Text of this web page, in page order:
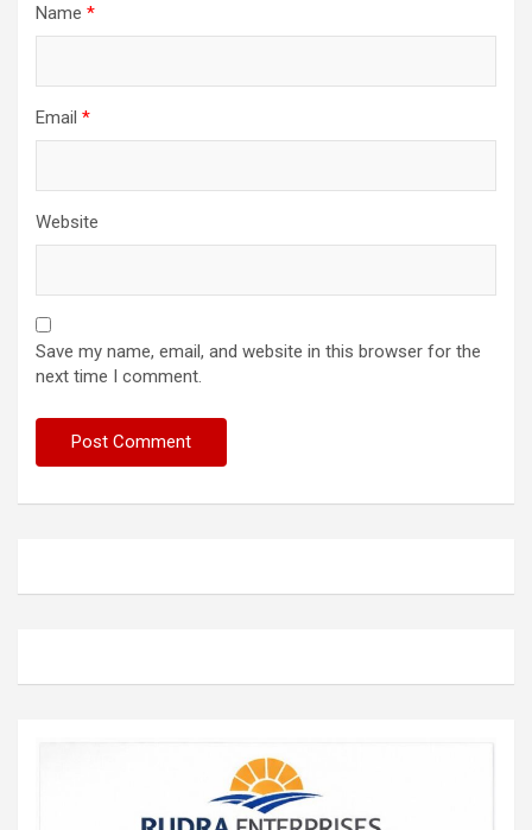
Name *
Email *
Website
Save my name, email, and website in this browser for the
next time I comment.